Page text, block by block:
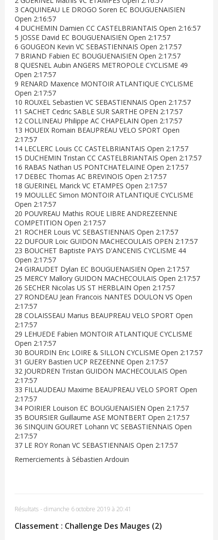
3 CAQUINEAU LE DROGO Soren EC BOUGUENAISIEN
Open 2:16:57
4 DUCHEMIN Damien CC CASTELBRIANTAIS Open 2:16:57
5 JOSSE David EC BOUGUENAISIEN Open 2:17:57
6 GOUGEON Kevin VC SEBASTIENNAIS Open 2:17:57
7 BRIAND Fabien EC BOUGUENAISIEN Open 2:17:57
8 QUESNEL Aubin ANGERS METROPOLE CYCLISME 49
Open 2:17:57
9 RENARD Maxence MONTOIR ATLANTIQUE CYCLISME
Open 2:17:57
10 ROUXEL Sebastien VC SEBASTIENNAIS Open 2:17:57
11 SACHET Cedric SABLE SUR SARTHE OPEN 2:17:57
12 COLLINEAU Philippe AC CHAPELAIN Open 2:17:57
13 HOUEIX Romain BEAUPREAU VELO SPORT Open
2:17:57
14 LECLERC Louis CC CASTELBRIANTAIS Open 2:17:57
15 DUCHEMIN Tristan CC CASTELBRIANTAIS Open 2:17:57
16 RABAS Nathan US PONTCHATELAINE Open 2:17:57
17 DEBEC Thomas AC BREVINOIS Open 2:17:57
18 GUERINEL Marick VC ETAMPES Open 2:17:57
19 MOULLEC Simon MONTOIR ATLANTIQUE CYCLISME
Open 2:17:57
20 POUVREAU Mathis ROUE LIBRE ANDREZEENNE
COMPETITION Open 2:17:57
21 ROCHER Louis VC SEBASTIENNAIS Open 2:17:57
22 DUFOUR Loic GUIDON MACHECOULAIS OPEN 2:17:57
23 BOUCHET Baptiste PAYS D'ANCENIS CYCLISME 44
Open 2:17:57
24 GIRAUDET Dylan EC BOUGUENAISIEN Open 2:17:57
25 MERCY Mallory GUIDON MACHECOULAIS Open 2:17:57
26 SECHER Nicolas US ST HERBLAIN Open 2:17:57
27 RONDEAU Jean Francois NANTES DOULON VS Open
2:17:57
28 COLAISSEAU Marius BEAUPREAU VELO SPORT Open
2:17:57
29 LEHUEDE Fabien MONTOIR ATLANTIQUE CYCLISME
Open 2:17:57
30 BOURDIN Eric LOIRE & SILLON CYCLISME Open 2:17:57
31 GUERY Bastien UCP REZEENNE Open 2:17:57
32 JOURDREN Tristan GUIDON MACHECOULAIS Open
2:17:57
33 FILLAUDEAU Maxime BEAUPREAU VELO SPORT Open
2:17:57
34 POIRIER Louison EC BOUGUENAISIEN Open 2:17:57
35 BOURSIER Guillaume ASE MONTBERT Open 2:17:57
36 SINQUIN GOURET Lohann VC SEBASTIENNAIS Open
2:17:57
37 LE ROY Ronan VC SEBASTIENNAIS Open 2:17:57
Remerciements à Sébastien Ardouin
Résultats - dimanche 6 octobre 2019 à 20:41
Classement : Challenge Des Mauges (2)